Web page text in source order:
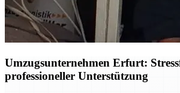
Umzugsunternehmen Erfurt:
professioneller Unterstützung